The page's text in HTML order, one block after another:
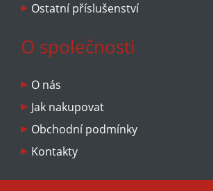
Ostatní příslušenství
O společnosti
O nás
Jak nakupovat
Obchodní podmínky
Kontakty